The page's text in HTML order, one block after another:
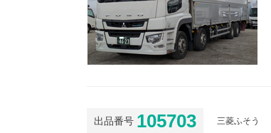
出品番号 105703 三菱ふそう